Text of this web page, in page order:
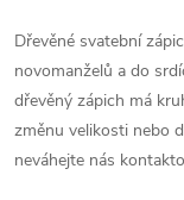
Dřevěné svatební
novomanželů a do
dřevěný zápich má
změnu velikosti nebo
neváhejte nás